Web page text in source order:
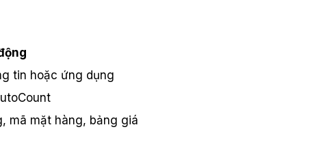
tin hoặc ứng dụng
mã mặt hàng, bảng giá